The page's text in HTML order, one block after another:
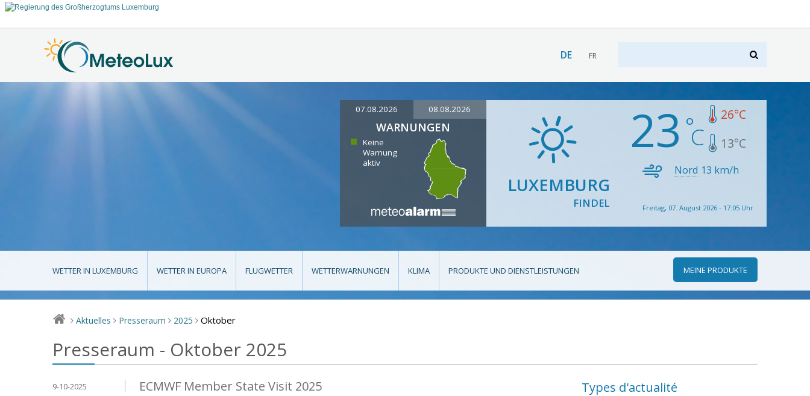
DE FR
07.08.2026 08.08.2026
WARNUNGEN
Keine
Warnung
aktiv
LUXEMBURG
FINDEL
23 26°C
13°C
Nord 13 km/h
Freitag, 07. August 2026 - 17:05 Uhr
WETTER IN LUXEMBURG WETTER IN EUROPA FLUGWETTER WETTERWARNUNGEN KLIMA PRODUKTE UND DIENSTLEISTUNGEN MEINE PRODUKTE
> Aktuelles > Presseraum > 2025 > Oktober
Presseraum - Oktober 2025
ECMWF Member State Visit 2025
9-10-2025 Types d'actualité